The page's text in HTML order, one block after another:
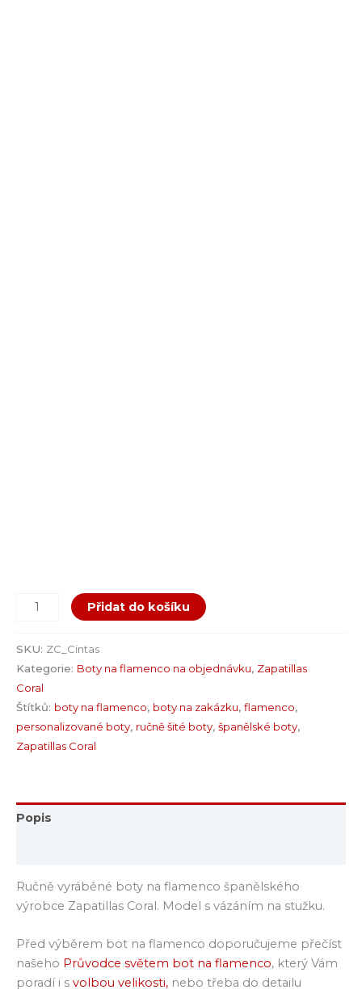
Přidat do košíku
SKU: ZC_Cintas
Kategorie: Boty na flamenco na objednávku, Zapatillas
Coral
Štítků: boty na flamenco, boty na zakázku, flamenco,
personalizované boty, ručně šité boty, španělské boty,
Zapatillas Coral
Popis
Ručně vyráběné boty na flamenco španělského
výrobce Zapatillas Coral. Model s vázáním na stužku.
Před výběrem bot na flamenco doporučujeme přečíst
našeho Průvodce světem bot na flamenco, který Vám
poradí i s volbou velikosti, nebo třeba do detailu